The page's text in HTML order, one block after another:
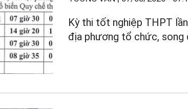
Kỳ thi tốt nghiệp THPT
địa phương tổ chức,